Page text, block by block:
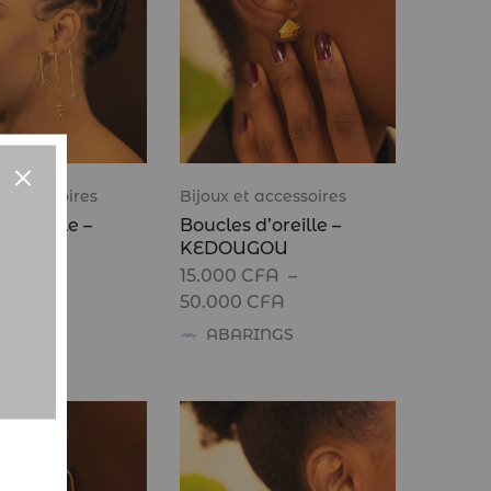
accessoires
d’oreille –
Bijoux et accessoires
Boucles d’oreille –
KEDOUGOU
15.000 CFA –
50.000 CFA
ABARINGS